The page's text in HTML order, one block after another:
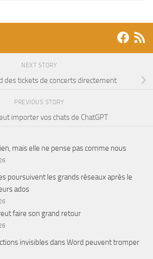
NEXT STORY
des tickets de concerts directement
PREVIOUS STORY
importer vos chats de ChatGPT
mais elle ne pense pas comme nous
poursuivent les grands réseaux après le
ados
faire son grand retour
invisibles dans Word peuvent tromper